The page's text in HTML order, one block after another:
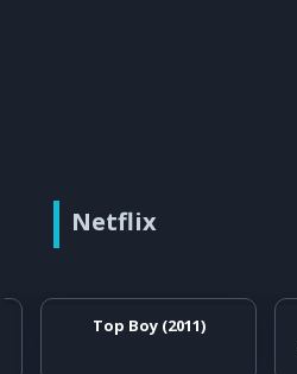
Netflix
Top Boy (2011)